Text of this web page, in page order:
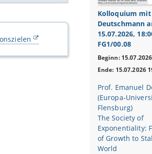
Ungleichheit,
verschiedene
sozialen
werden
Kolloquium mit
Deutschmann
15.07.2026,
FG1/00.08
Beginn:
Ende: 15.07.2026
Prof. Emanuel
(Europa-
Flensburg)
The Society of
Exponentiality:
of Growth to
World